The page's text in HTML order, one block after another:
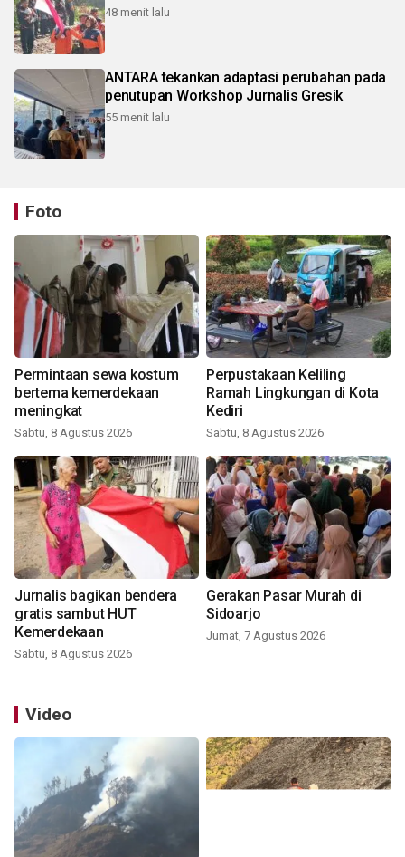
48 menit lalu
ANTARA tekankan adaptasi perubahan pada
penutupan Workshop Jurnalis Gresik
55 menit lalu
Foto
Permintaan sewa kostum
bertema kemerdekaan
meningkat
Sabtu, 8 Agustus 2026
Perpustakaan Keliling
Ramah Lingkungan di Kota
Kediri
Sabtu, 8 Agustus 2026
Jurnalis bagikan bendera
gratis sambut HUT
Kemerdekaan
Sabtu, 8 Agustus 2026
Gerakan Pasar Murah di
Sidoarjo
Jumat, 7 Agustus 2026
Video